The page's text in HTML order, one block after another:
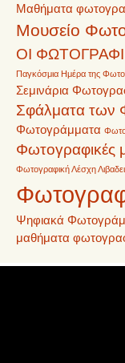
Μαθήματα
Μουσείο
ΟΙ
Παγκόσμια Ημέρα της
Σεμινάρια
Σφάλματα των
Φωτογράμματα
Φωτογραφικές
Φωτογραφική Λέσχη
Ψηφιακά
μαθήματα